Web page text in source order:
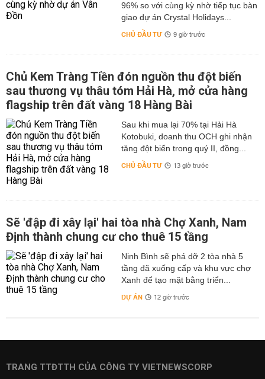
96% so với cùng kỳ nhờ tiếp tục bàn
giao dự án Crystal Holidays...
CHỦ ĐẦU TƯ 9 giờ trước
Chủ Kem Tràng Tiền đón nguồn thu đột biến
sau thương vụ thâu tóm Hải Hà, mở cửa hàng
flagship trên đất vàng 18 Hàng Bài
Sau khi mua lại 70% tại Hải Hà
Kotobuki, doanh thu OCH ghi nhận
tăng đột biến trong quý II, đồng...
CHỦ ĐẦU TƯ 13 giờ trước
Sẽ 'đập đi xây lại' hai tòa nhà Chợ Xanh, Nam
Định thành chung cư cho thuê 15 tầng
Ninh Bình sẽ phá dỡ 2 tòa nhà 5
tầng đã xuống cấp và khu vực chợ
Xanh để tạo mặt bằng triển...
DỰ ÁN 12 giờ trước
TRANG TTĐTTH CỦA CÔNG TY VIETNEWSCORP